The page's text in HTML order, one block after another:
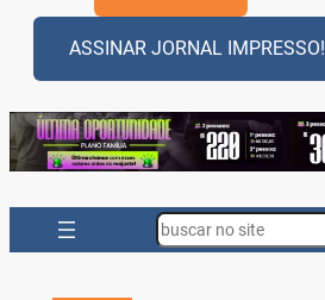
ASSINAR JORNAL IMPRESSO!
Search